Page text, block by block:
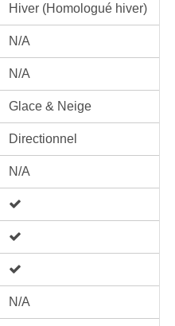
Hiver (Homologué hiver)
N/A
N/A
Glace & Neige
Directionnel
N/A
N/A